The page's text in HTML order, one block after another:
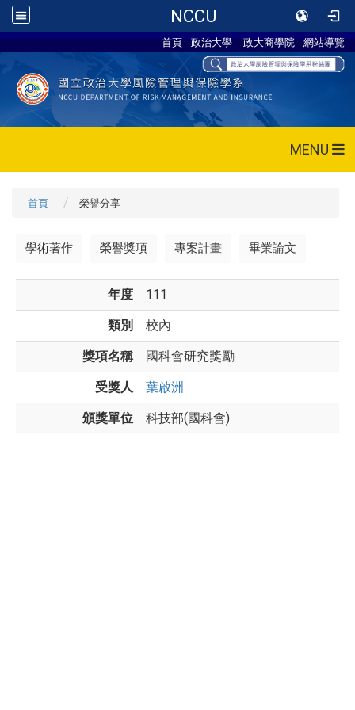
NCCU
首頁 政治大學 政大商學院 網站導覽
MENU
首頁 榮譽分享
學術著作 榮譽獎項 專案計畫 畢業論文
年度 111
類別 校內
獎項名稱 國科會研究獎勵
受獎人 葉啟洲
頒獎單位 科技部(國科會)